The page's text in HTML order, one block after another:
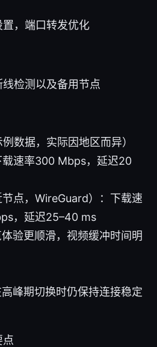
，端口转发优化
检测以及备用节点
数据，实际因地区而异）
载速率300 Mbps，延迟20
点，WireGuard）：下载速
，延迟25–40 ms
验更顺滑，视频缓冲时间明
峰期切换时仍保持连接稳定
点